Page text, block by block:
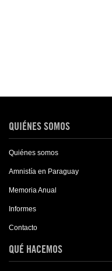
QUIÉNES SOMOS
Quiénes somos
Amnistía en Paraguay
Memoria Anual
Informes
Contacto
QUÉ HACEMOS